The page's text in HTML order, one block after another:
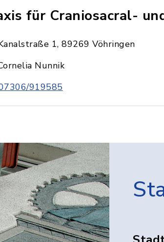
für Craniosacral-
1, 89269 Vöhringen
Nunnik
919585